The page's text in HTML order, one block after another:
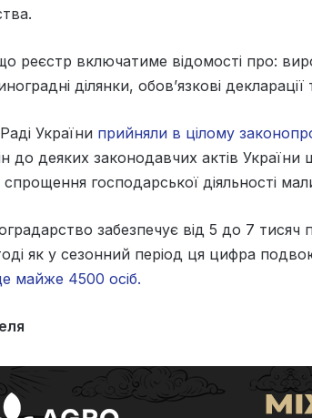
реєстр включатиме відомості про:
ділянки, обов’язкові
України прийняли в цілому
до деяких законодавчих актів
спрощення господарської діяльності
забезпечує від 5 до 7 тисяч
як у сезонний період ця цифра
майже 4500 осіб.